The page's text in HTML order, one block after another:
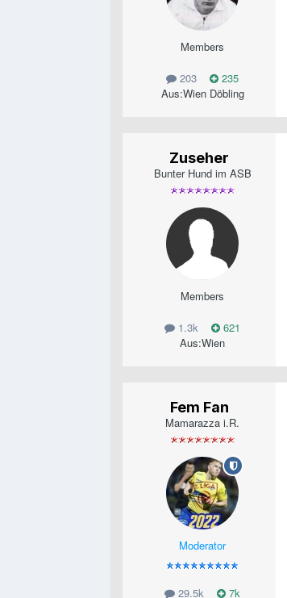
Members
203
235
Aus:Wien Döbling
Zuseher
Bunter Hund im ASB
Members
1.3k
621
Aus:Wien
Fem Fan
Mamarazza i.R.
Moderator
29.5k
7k